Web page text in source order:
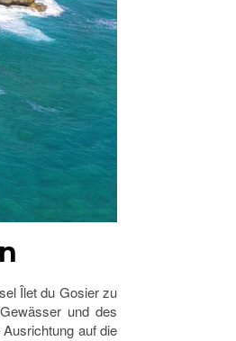
Îlet du Gosier zu
und des
auf die